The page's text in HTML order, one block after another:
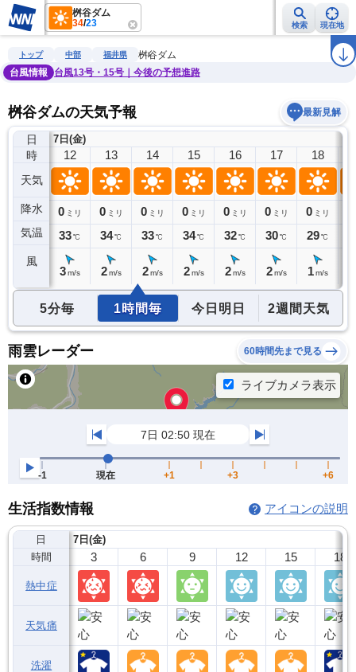
桝谷ダム
34/23 検索 現在地
雨雲レーダー 台風情報 地震情報 ラ
トップ 中部 福井県
桝谷ダム
台風情報
台風13号・15号｜今後の予想進路
桝谷ダムの天気予報 最新見解
日
時
天気
降水
気温
風
7日(金)
11
0ミリ
32℃
12
0 ミリ
33℃
3 m/s
13
0 ミリ
34℃
2 m/s
14
0 ミリ
33℃
2 m/s
15
0 ミリ
34℃
2 m/s
16
0 ミリ
32℃
2 m/s
17
0 ミリ
30℃
2 m/s
18
0 ミリ
29℃
1 m/s
5分毎 1時間毎 今日明日 2週間天気
雨雲レーダー 60時間先まで見る
生活指数情報 アイコンの説明
日
時間
熱中症
天気痛
洗濯
7日(金)
3 6 9 12 15 18